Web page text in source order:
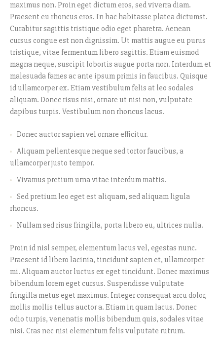
maximus non. Proin eget dictum eros, sed viverra diam.
Praesent eu rhoncus eros. In hac habitasse platea dictumst.
Curabitur sagittis tristique odio eget pharetra. Aenean
cursus congue est non dignissim. Ut mattis augue eu purus
tristique, vitae fermentum libero sagittis. Etiam euismod
magna neque, suscipit lobortis augue porta non. Interdum et
malesuada fames ac ante ipsum primis in faucibus. Quisque
id ullamcorper ex. Etiam vestibulum felis at leo sodales
aliquam. Donec risus nisi, ornare ut nisi non, vulputate
dapibus turpis. Vestibulum non rhoncus lacus.
Donec auctor sapien vel ornare efficitur.
Aliquam pellentesque neque sed tortor faucibus, a
ullamcorper justo tempor.
Vivamus pretium urna vitae interdum mattis.
Sed pretium leo eget est aliquam, sed aliquam ligula
rhoncus.
Nullam sed risus fringilla, porta libero eu, ultrices nulla.
Proin id nisl semper, elementum lacus vel, egestas nunc.
Praesent id libero lacinia, tincidunt sapien et, ullamcorper
mi. Aliquam auctor luctus ex eget tincidunt. Donec maximus
bibendum lorem eget cursus. Suspendisse vulputate
fringilla metus eget maximus. Integer consequat arcu dolor,
mollis mollis tellus auctor a. Etiam in quam lacus. Donec
odio turpis, venenatis mollis bibendum quis, sodales vitae
nisi. Cras nec nisi elementum felis vulputate rutrum.